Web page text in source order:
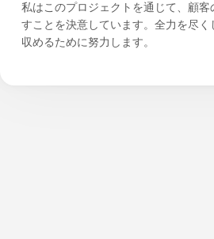
私はこのプロジェクトを通じて、顧客
すことを決意しています。全力を尽
収めるために努力します。